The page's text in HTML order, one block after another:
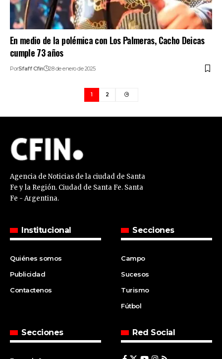
En medio de la polémica con Los Palmeras, Cacho Deicas
cumple 73 años
PorSfaff Cfin 28 de enero de 2025
1 2
Agencia de Noticias de la ciudad de Santa
Fe y la Región. Ciudad de Santa Fe. Santa
Fe - Argentina.
Institucional
Quiénes somos
Publicidad
Contactenos
Secciones
Campo
Sucesos
Turismo
Fútbol
Secciones Red Social